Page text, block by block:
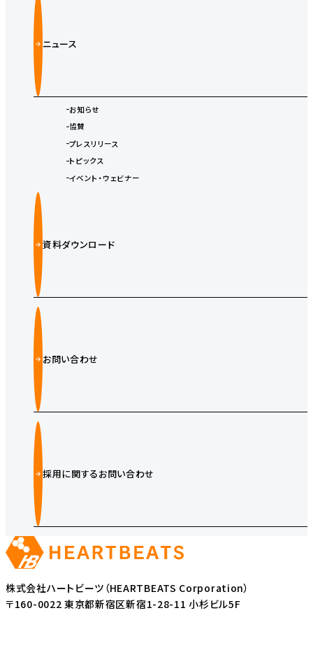
ニュース
お知らせ
協賛
プレスリリース
トピックス
イベント・ウェビナー
資料ダウンロード
お問い合わせ
採用に関するお問い合わせ
株式会社ハートビーツ（HEARTBEATS Corporation）
〒160-0022 東京都新宿区新宿1-28-11 小杉ビル5F